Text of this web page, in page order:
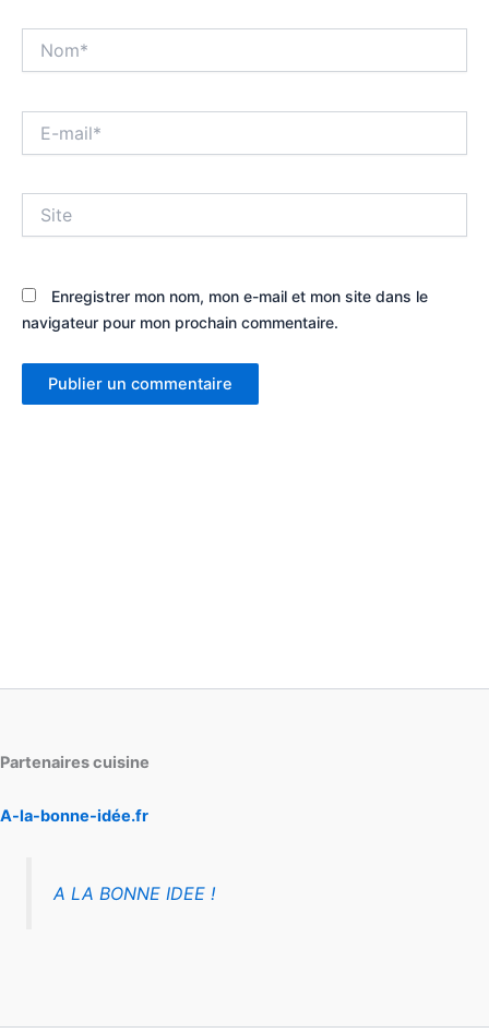
mail*
Enregistrer mon nom, mon e-mail et mon site dans le
navigateur pour mon prochain commentaire.
Partenaires cuisine
A-la-bonne-idée.fr
A LA BONNE IDEE !